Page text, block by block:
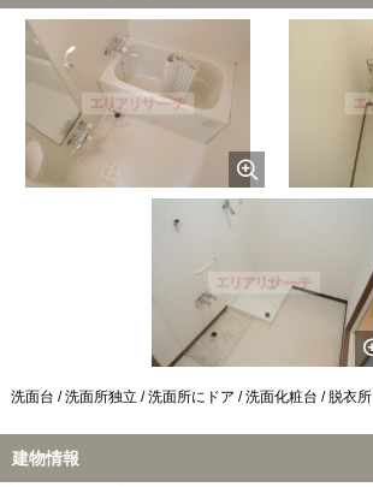
洗面台 / 洗面所独立 / 洗面所にドア / 洗面化粧台 / 脱衣所
建物情報